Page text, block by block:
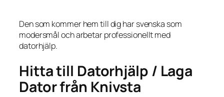
Den som kommer hem till dig har svenska som
modersmål och arbetar professionellt med
datorhjälp.
Hitta till Datorhjälp / Laga
Dator från Knivsta